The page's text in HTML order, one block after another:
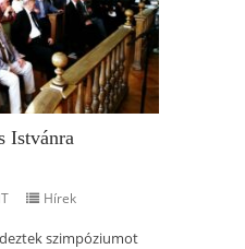
Istvánra
Hírek
szimpóziumot